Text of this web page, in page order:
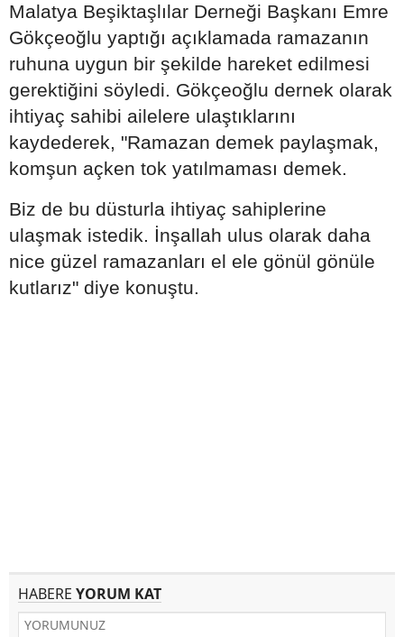
Malatya Beşiktaşlılar Derneği Başkanı Emre
Gökçeoğlu yaptığı açıklamada ramazanın
ruhuna uygun bir şekilde hareket edilmesi
gerektiğini söyledi. Gökçeoğlu dernek olarak
ihtiyaç sahibi ailelere ulaştıklarını
kaydederek, "Ramazan demek paylaşmak,
komşun açken tok yatılmaması demek.
Biz de bu düsturla ihtiyaç sahiplerine
ulaşmak istedik. İnşallah ulus olarak daha
nice güzel ramazanları el ele gönül gönüle
kutlarız" diye konuştu.
HABERE YORUM KAT